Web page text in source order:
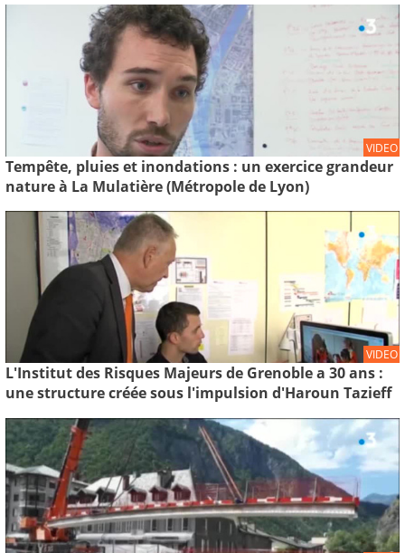
VIDEO
Tempête, pluies et inondations : un exercice grandeur
nature à La Mulatière (Métropole de Lyon)
VIDEO
L'Institut des Risques Majeurs de Grenoble a 30 ans :
une structure créée sous l'impulsion d'Haroun Tazieff